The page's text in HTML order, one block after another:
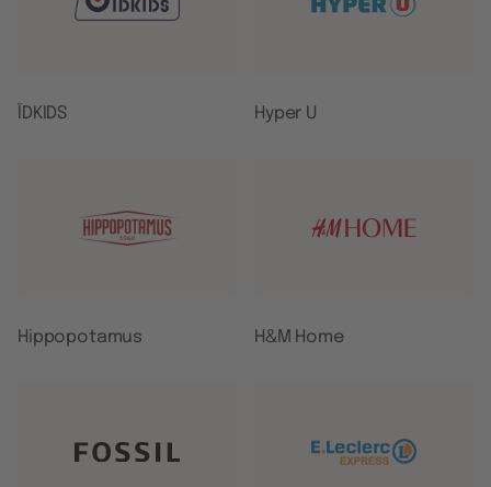
ÏDKIDS Hyper U
Hippopotamus H&M Home